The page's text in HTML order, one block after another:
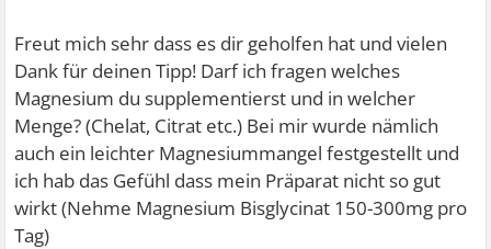
Freut mich sehr dass es dir geholfen hat und vielen
Dank für deinen Tipp! Darf ich fragen welches
Magnesium du supplementierst und in welcher
Menge? (Chelat, Citrat etc.) Bei mir wurde nämlich
auch ein leichter Magnesiummangel festgestellt und
ich hab das Gefühl dass mein Präparat nicht so gut
wirkt (Nehme Magnesium Bisglycinat 150-300mg pro
Tag)